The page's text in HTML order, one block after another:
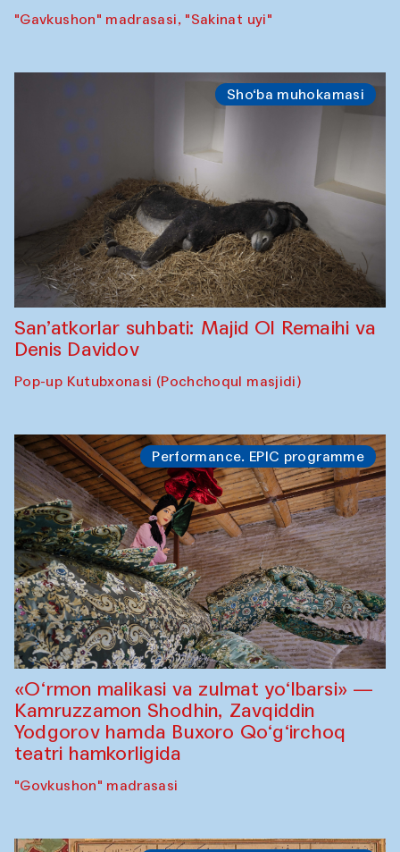
"Gavkushon" madrasasi, "Sakinat uyi"
Sho‘ba muhokamasi
San’atkorlar suhbati: Majid Ol Remaihi va
Denis Davidov
Pop-up Kutubxonasi (Pochchoqul masjidi)
Performance. EPIC programme
«O‘rmon malikasi va zulmat yo‘lbarsi» —
Kamruzzamon Shodhin, Zavqiddin
Yodgorov hamda Buxoro Qo‘g‘irchoq
teatri hamkorligida
"Govkushon" madrasasi